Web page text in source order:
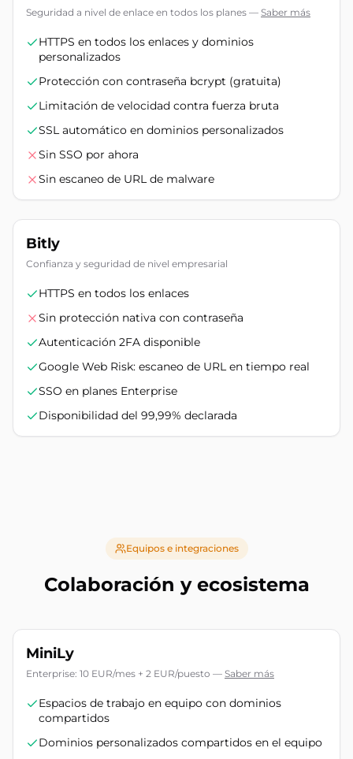
Seguridad a nivel de enlace en todos los planes — Saber más
HTTPS en todos los enlaces y dominios
personalizados
Protección con contraseña bcrypt (gratuita)
Limitación de velocidad contra fuerza bruta
SSL automático en dominios personalizados
Sin SSO por ahora
Sin escaneo de URL de malware
Bitly
Confianza y seguridad de nivel empresarial
HTTPS en todos los enlaces
Sin protección nativa con contraseña
Autenticación 2FA disponible
Google Web Risk: escaneo de URL en tiempo real
SSO en planes Enterprise
Disponibilidad del 99,99% declarada
Equipos e integraciones
Colaboración y ecosistema
MiniLy
Enterprise: 10 EUR/mes + 2 EUR/puesto — Saber más
Espacios de trabajo en equipo con dominios
compartidos
Dominios personalizados compartidos en el equipo